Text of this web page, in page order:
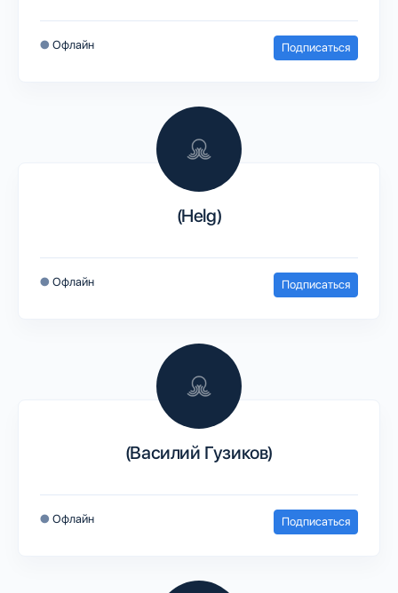
● Офлайн Подписаться
(Helg)
● Офлайн Подписаться
(Василий Гузиков)
● Офлайн Подписаться